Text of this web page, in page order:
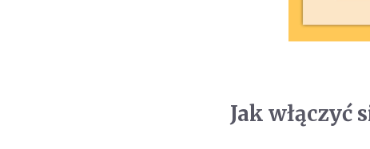
Jak włączyć